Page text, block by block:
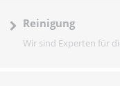
Reinigung
Wir sind Experten für